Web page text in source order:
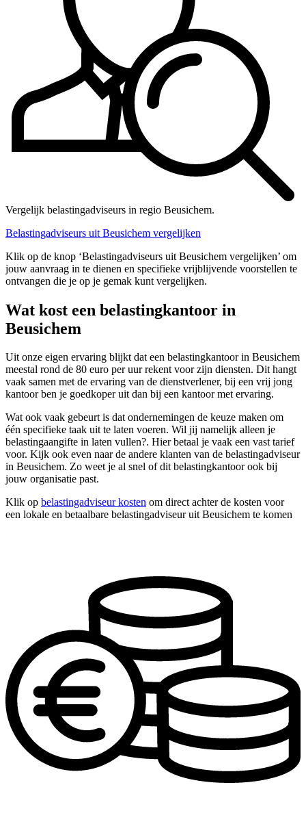
Vergelijk belastingadviseurs in regio Beusichem.
Belastingadviseurs uit Beusichem vergelijken
Klik op de knop ‘Belastingadviseurs uit Beusichem vergelijken’ om
jouw aanvraag in te dienen en specifieke vrijblijvende voorstellen te
ontvangen die je op je gemak kunt vergelijken.
Wat kost een belastingkantoor in
Beusichem
Uit onze eigen ervaring blijkt dat een belastingkantoor in Beusichem
meestal rond de 80 euro per uur rekent voor zijn diensten. Dit hangt
vaak samen met de ervaring van de dienstverlener, bij een vrij jong
kantoor ben je goedkoper uit dan bij een kantoor met ervaring.
Wat ook vaak gebeurt is dat ondernemingen de keuze maken om
één specifieke taak uit te laten voeren. Wil jij namelijk alleen je
belastingaangifte in laten vullen?. Hier betaal je vaak een vast tarief
voor. Kijk ook even naar de andere klanten van de belastingadviseur
in Beusichem. Zo weet je al snel of dit belastingkantoor ook bij
jouw organisatie past.
Klik op belastingadviseur kosten om direct achter de kosten voor
een lokale en betaalbare belastingadviseur uit Beusichem te komen